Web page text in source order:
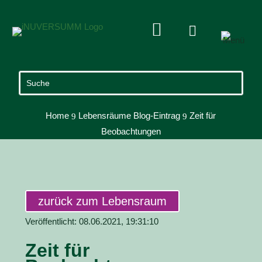
 
Home 9 Lebensräume Blog-Eintrag 9 Zeit für
Beobachtungen
zurück zum Lebensraum
Veröffentlicht: 08.06.2021, 19:31:10
Zeit für